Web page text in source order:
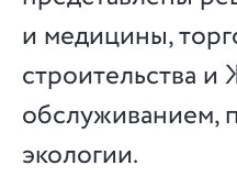
и медицины,
строительства
обслуживанием,
экологии.